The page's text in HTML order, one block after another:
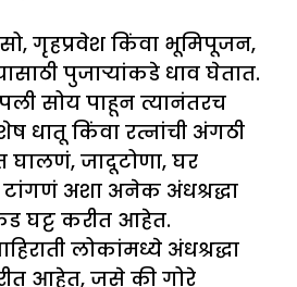
गृहप्रवेश किंवा भूमिपूजन,
पुजाऱ्यांकडे धाव घेतात.
सोय पाहून त्यानंतरच
धातू किंवा रत्नांची अंगठी
जादूटोणा, घर
टांगणं अशा अनेक अंधश्रद्धा
घट्ट करीत आहेत.
लोकांमध्ये अंधश्रद्धा
आहेत, जसे की गोरे